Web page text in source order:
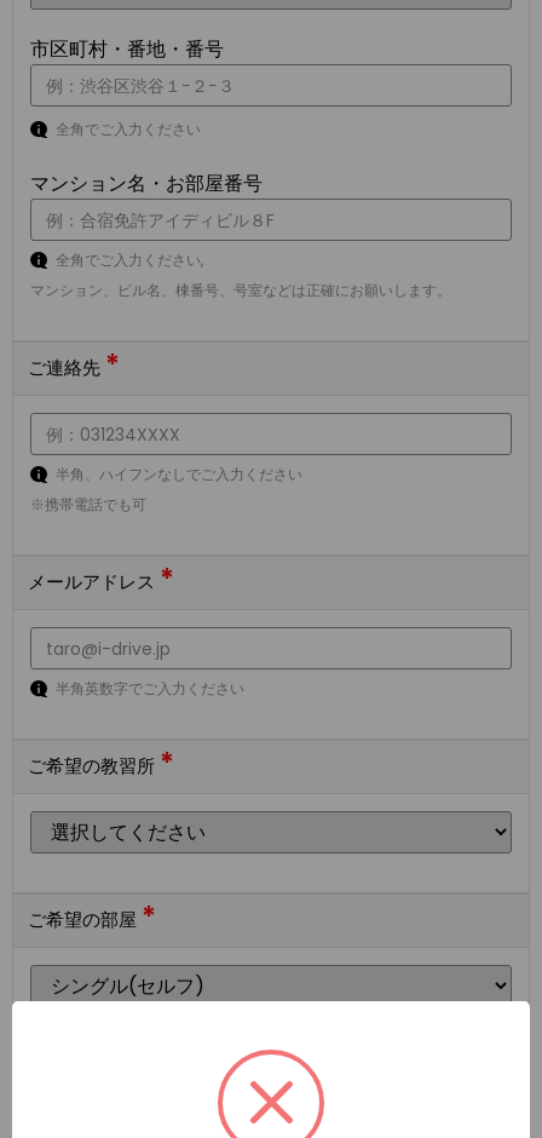
市区町村・番地・番号
全角でご入力ください
マンション名・お部屋番号
全角でご入力ください,
マンション、ビル名、棟番号、号室などは正確にお願いします。
ご連絡先 *
半角、ハイフンなしでご入力ください
※携帯電話でも可
メールアドレス *
半角英数字でご入力ください
ご希望の教習所 *
ご希望の部屋 *